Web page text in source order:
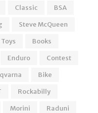
Classic
BSA
Steve McQueen
Toys
Books
Enduro
Contest
Bike
Rockabilly
Morini
Raduni